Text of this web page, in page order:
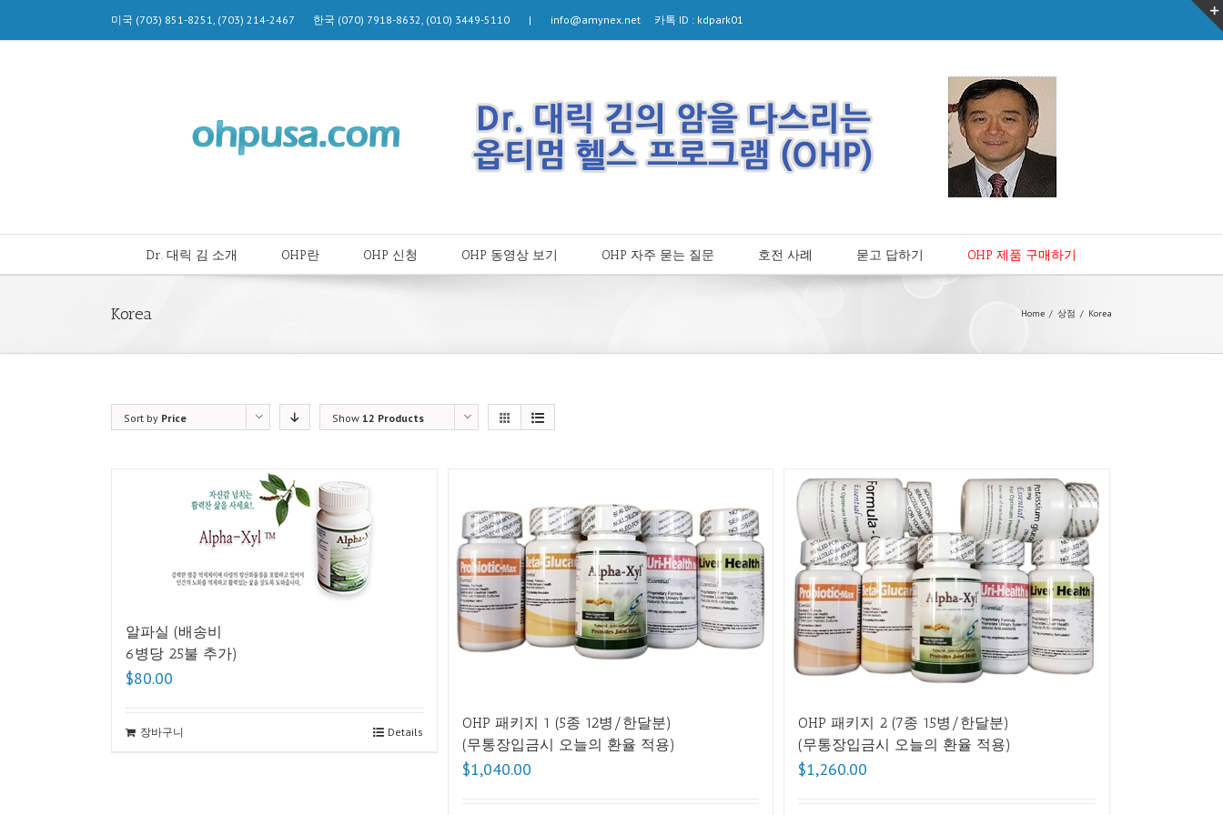
미국 (703) 851-8251, (703) 214-2467 한국 (070) 7918-8632, (010) 3449-5110 | info@amynex.net 카톡 ID : kdpark01
Dr. 대릭 김 소개 OHP란 OHP 신청 OHP 동영상 보기 OHP 자주 묻는 질문 호전 사례 묻고 답하기 OHP 제품 구매하기
Korea Home / 상점 / Korea
Sort by Price Show 12 Products
알파실 (배송비
6병당 25불 추가)
$80.00
장바구니 Details
OHP 패키지 1 (5종 12병/한달분)
(무통장입금시 오늘의 환율 적용)
$1,040.00
OHP 패키지 2 (7종 15병/한달분)
(무통장입금시 오늘의 환율 적용)
$1,260.00